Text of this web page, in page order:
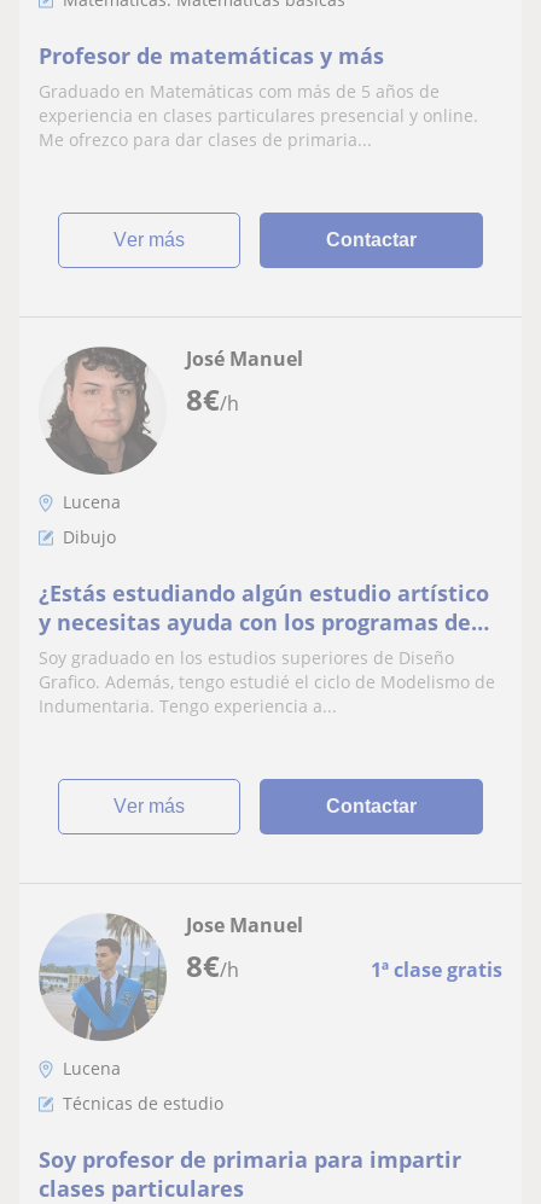
Profesor de matemáticas y más
Graduado en Matemáticas com más de 5 años de
experiencia en clases particulares presencial y online.
Me ofrezco para dar clases de primaria...
ver más Contactar
8€/h
José Manuel
Lucena
Dibujo
¿Estás estudiando algún estudio artístico
y necesitas ayuda con los programas de
Adobe (Illustrator, InDesign,
Photoshop...)? Aquí estoy yo.
Soy graduado en los estudios superiores de Diseño
Grafico. Además, tengo estudié el ciclo de Modelismo de
Indumentaria. Tengo experiencia a...
ver más Contactar
8€/h 1ª clase gratis
Jose Manuel
Lucena
Técnicas de estudio
Soy profesor de primaria para impartir
clases particulares